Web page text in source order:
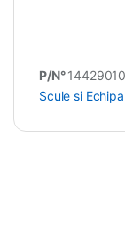
P/N°
Scule si